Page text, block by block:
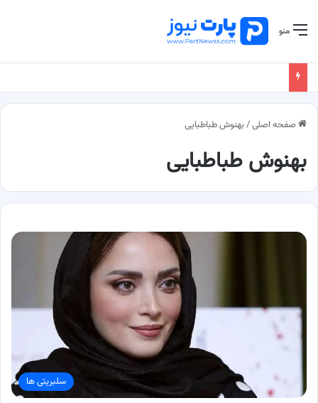
منو
صفحه اصلی/بهنوش طباطبایی
بهنوش طباطبایی
سلبریتی ها